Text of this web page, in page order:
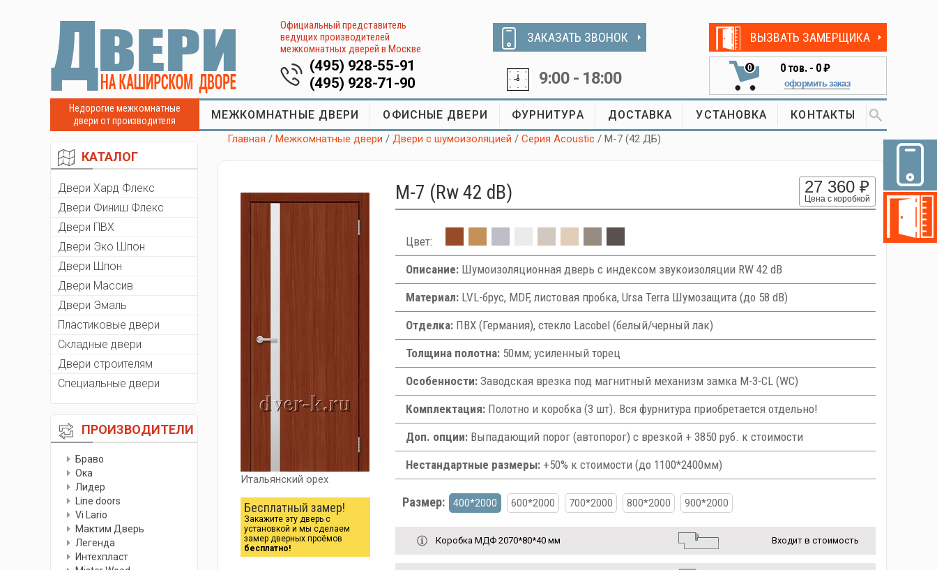
Официальный представитель
ведущих производителей
межкомнатных дверей в Москве
(495) 928-55-91
(495) 928-71-90
ЗАКАЗАТЬ ЗВОНОК
9:00 - 18:00
ВЫЗВАТЬ ЗАМЕРЩИКА
0 0тов. - 0 ₽
оформить заказ
Недорогие межкомнатные
двери от производителя
МЕЖКОМНАТНЫЕ ДВЕРИ ОФИСНЫЕ ДВЕРИ ФУРНИТУРА ДОСТАВКА УСТАНОВКА КОНТАКТЫ
КАТАЛОГ
Двери Хард Флекс
Двери Финиш Флекс
Двери ПВХ
Двери Эко Шпон
Двери Шпон
Двери Массив
Двери Эмаль
Пластиковые двери
Складные двери
Двери строителям
Специальные двери
ПРОИЗВОДИТЕЛИ
Браво
Ока
Лидер
Line doors
Vi Lario
Мактим Дверь
Легенда
Интехпласт
Главная /Межкомнатные двери /Двери с шумоизоляцией /Серия Acoustic / М-7 (42 ДБ)
Итальянский орех
Бесплатный замер!
Закажите эту дверь с
установкой и мы сделаем
замер дверных проёмов
бесплатно!
М-7 (Rw 42 dB) 27 360 ₽
Цена с коробкой
Цвет:
Описание:Шумоизоляционная дверь с индексом звукоизоляции RW 42 dB
Материал:LVL-брус, MDF, листовая пробка, Ursa Terra Шумозащита (до 58 dB)
Отделка:ПВХ (Германия), стекло Lacobel (белый/черный лак)
Толщина полотна:50мм; усиленный торец
Особенности:Заводская врезка под магнитный механизм замка M-3-CL (WC)
Комплектация:Полотно и коробка (3 шт). Вся фурнитура приобретается отдельно!
Доп. опции:Выпадающий порог (автопорог) с врезкой + 3850 руб. к стоимости
Нестандартные размеры:+50% к стоимости (до 1100*2400мм)
Размер: 400*2000 600*2000 700*2000 800*2000 900*2000
Коробка МДФ 2070*80*40 мм Входит в стоимость